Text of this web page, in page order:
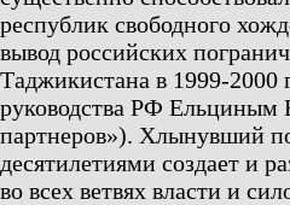
республик свободного
вывод российских
Таджикистана в 1999-2000
руководства РФ Ельциным
партнеров»). Хлынувший
десятилетиями создает и
во всех ветвях власти и